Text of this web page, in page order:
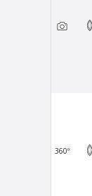
360º